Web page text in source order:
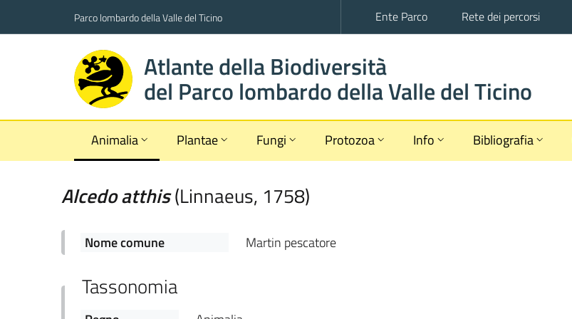
Parco lombardo della Valle del Ticino Ente Parco Rete dei percorsi
Atlante della Biodiversità
del Parco lombardo della Valle del Ticino
Animalia Plantae Fungi Protozoa Info Bibliografia
Alcedoatthis(Linnaeus, 1758)
Nome comune Martin pescatore
Tassonomia